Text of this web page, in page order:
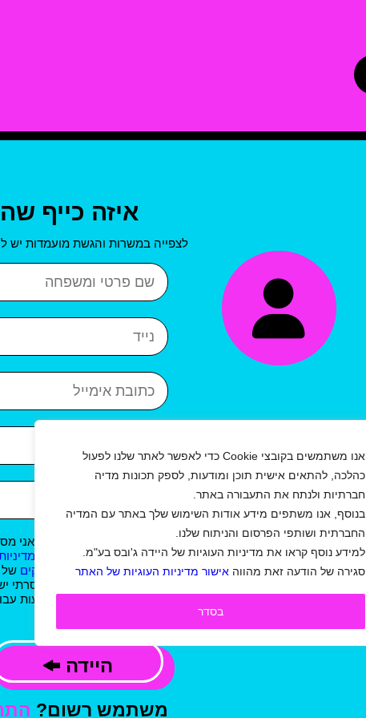
אנו משתמשים בקובצי Cookie כדי לאפשר לאתר שלנו לפעול
כהלכה, להתאים אישית תוכן ומודעות, לספק תכונות מדיה
חברתיות ולנתח את התעבורה באתר.
בנוסף, אנו משתפים מידע אודות השימוש שלך באתר עם המדיה
החברתית ושותפי הפרסום והניתוח שלנו.
למידע נוסף קראו את מדיניות העוגיות של היידה ג'ובס בע"מ.
סגירה של הודעה זאת מהווה אישור מדיניות העוגיות של האתר
בסדר
איזה כייף
לצפייה במשרות והגשת מועמדות יש
שם פרטי ושם משפחה
נייד
כתובת אימייל
אני מאשר/ת כי קראתי ואני
לתקנון תנאי שימוש באתר/
ותנאי שימוש באתר למעסיקים של
ג'ובס בע"מ, וכי המידע שמסרתי
קשר, לשליחת עדכונים,הצעות
היידה
משתמש רשום?